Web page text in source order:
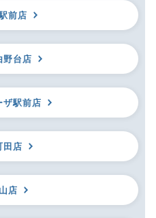
前店
野台店
ザ駅前店
田店
店